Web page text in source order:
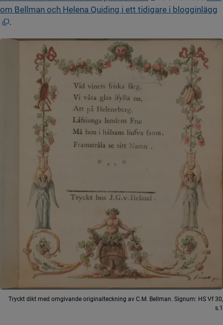
om Bellman och Helena Quiding i ett tidigare i blogginlägg
.
Tryckt dikt med omgivande originalteckning av C.M. Bellman. Signum: HS Vf 30,
s.1